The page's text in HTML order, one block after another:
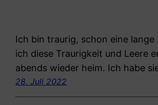
Ich bin traurig, schon eine
ich diese Traurigkeit und Leere
abends wieder heim. Ich habe
28. Juli 2022